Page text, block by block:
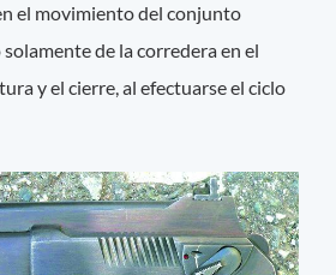
el movimiento del conjunto
de la corredera en el
y el cierre, al efectuarse el ciclo